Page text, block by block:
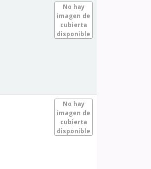
No hay
imagen de
cubierta
disponible
No hay
imagen de
cubierta
disponible